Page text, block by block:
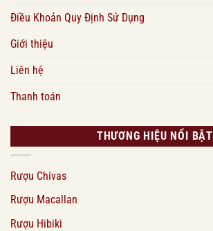
Điều Khoản Quy Định Sử Dụng
Giới thiệu
Liên hệ
Thanh toán
THƯƠNG HIỆU NỔI BẬT
Rượu Chivas
Rượu Macallan
Rượu Hibiki